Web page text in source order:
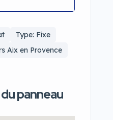
Type: Fixe
Aix en Provence
panneau